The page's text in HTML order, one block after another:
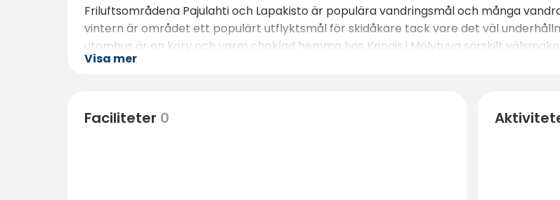
Friluftsområdena Pajulahti och Lapakisto är populära vandringsmål och många
vintern är området ett populärt utflyktsmål för skidåkare tack vare det väl
utomhus är en korv och varm choklad hemma hos Kangis i Mölytuva särskilt
vedeldade bastun.
Visa mer
Faciliteter 0